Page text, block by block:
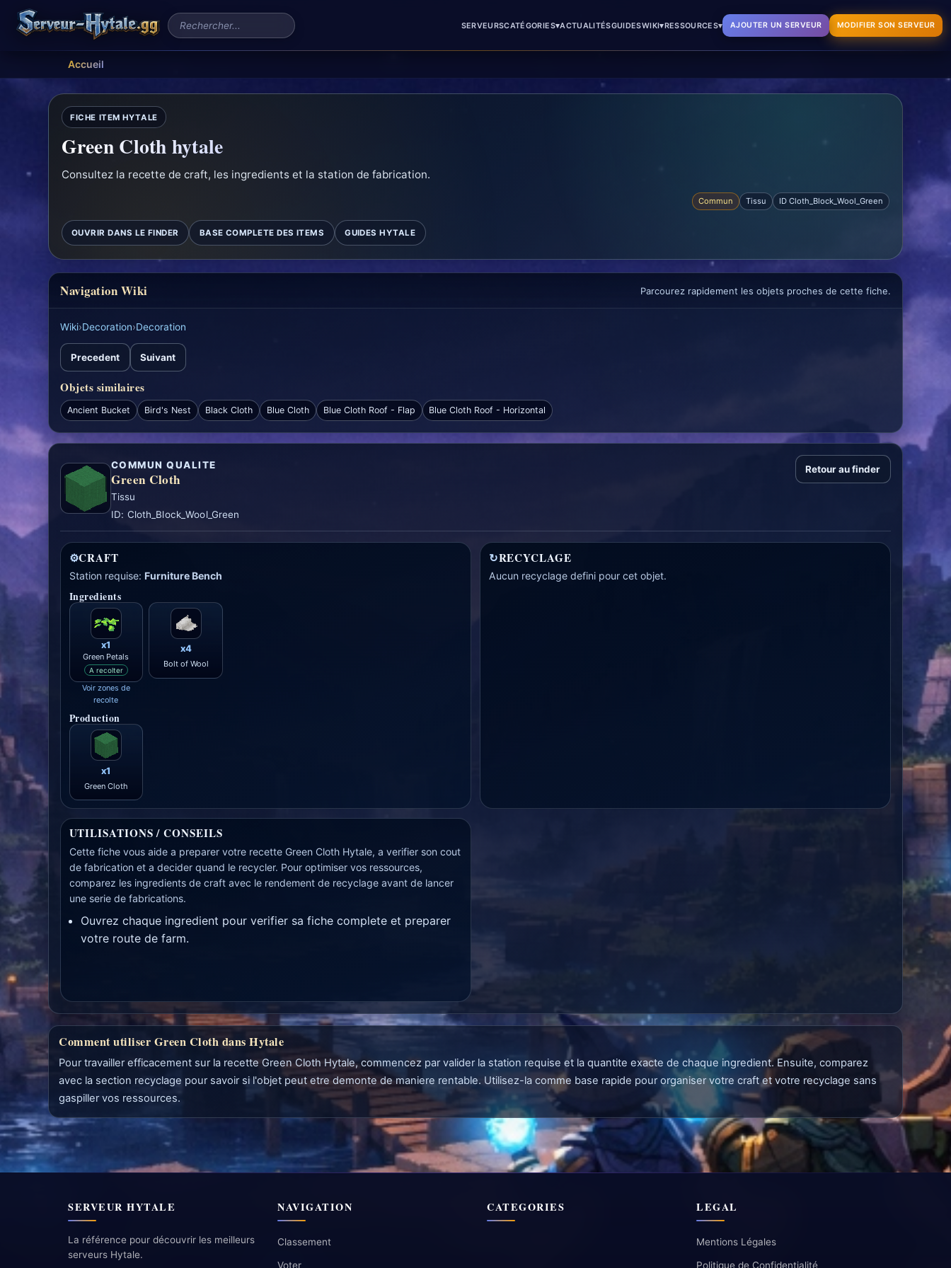
Rechercher un serveur SERVEURSCATÉGORIES▾ACTUALITÉSGUIDESWIKI▾RESSOURCES▾ AJOUTER UN SERVEUR MODIFIER SON SERVEUR
Accueil
FICHE ITEM HYTALE
Green Cloth hytale
Consultez la recette de craft, les ingredients et la station de fabrication.
Commun Tissu ID Cloth_Block_Wool_Green
OUVRIR DANS LE FINDER BASE COMPLETE DES ITEMS GUIDES HYTALE
Navigation Wiki Parcourez rapidement les objets proches de cette fiche.
Wiki›Decoration›Decoration
Precedent Suivant
Objets similaires
Ancient Bucket Bird's Nest Black Cloth Blue Cloth Blue Cloth Roof - Flap Blue Cloth Roof - Horizontal
COMMUN QUALITE
Green Cloth
Tissu
ID: Cloth_Block_Wool_Green
Retour au finder
⚙CRAFT
Station requise: Furniture Bench
Ingredients
x1
Green Petals
A recolter
Voir zones de
recolte
x4
Bolt of Wool
Production
x1
Green Cloth
↻RECYCLAGE
Aucun recyclage defini pour cet objet.
UTILISATIONS / CONSEILS
Cette fiche vous aide a preparer votre recette Green Cloth Hytale, a verifier son cout
de fabrication et a decider quand le recycler. Pour optimiser vos ressources,
comparez les ingredients de craft avec le rendement de recyclage avant de lancer
une serie de fabrications.
Ouvrez chaque ingredient pour verifier sa fiche complete et preparer
votre route de farm.
Comment utiliser Green Cloth dans Hytale
Pour travailler efficacement sur la recette Green Cloth Hytale, commencez par valider la station requise et la quantite exacte de chaque ingredient. Ensuite, comparez
avec la section recyclage pour savoir si l'objet peut etre demonte de maniere rentable. Utilisez-la comme base rapide pour organiser votre craft et votre recyclage sans
gaspiller vos ressources.
SERVEUR HYTALE
La référence pour découvrir les meilleurs
serveurs Hytale.
NAVIGATION
Classement
Voter
CATEGORIES LEGAL
Mentions Légales
Politique de Confidentialité